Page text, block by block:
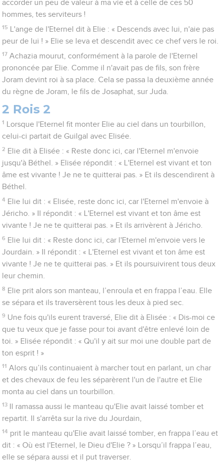
accorder un peu de valeur à ma vie et à celle de ces 50
hommes, tes serviteurs !
15
L'ange de l'Eternel dit à Elie : « Descends avec lui, n'aie pas
peur de lui ! » Elie se leva et descendit avec ce chef vers le roi.
17 Achazia mourut, conformément à la parole de l'Eternel
prononcée par Elie. Comme il n'avait pas de fils, son frère
Joram devint roi à sa place. Cela se passa la deuxième année
du règne de Joram, le fils de Josaphat, sur Juda.
2 Rois 2
1
Lorsque l'Eternel fit monter Elie au ciel dans un tourbillon,
celui-ci partait de Guilgal avec Elisée.
2 Elie dit à Elisée : « Reste donc ici, car l'Eternel m'envoie
jusqu'à Béthel. » Elisée répondit : « L'Eternel est vivant et ton
âme est vivante ! Je ne te quitterai pas. » Et ils descendirent à
Béthel.
4 Elie lui dit : « Elisée, reste donc ici, car l'Eternel m'envoie à
Jéricho. » Il répondit : « L'Eternel est vivant et ton âme est
vivante ! Je ne te quitterai pas. » Et ils arrivèrent à Jéricho.
6 Elie lui dit : « Reste donc ici, car l'Eternel m'envoie vers le
Jourdain. » Il répondit : « L'Eternel est vivant et ton âme est
vivante ! Je ne te quitterai pas. » Et ils poursuivirent tous deux
leur chemin.
8 Elie prit alors son manteau, l’enroula et en frappa l’eau. Elle
se sépara et ils traversèrent tous les deux à pied sec.
9 Une fois qu'ils eurent traversé, Elie dit à Elisée : « Dis-moi ce
que tu veux que je fasse pour toi avant d'être enlevé loin de
toi. » Elisée répondit : « Qu'il y ait sur moi une double part de
ton esprit ! »
11 Alors qu’ils continuaient à marcher tout en parlant, un char
et des chevaux de feu les séparèrent l'un de l'autre et Elie
monta au ciel dans un tourbillon.
13
Il ramassa aussi le manteau qu'Elie avait laissé tomber et
repartit. Il s'arrêta sur la rive du Jourdain,
14 prit le manteau qu'Elie avait laissé tomber, en frappa l’eau et
dit : « Où est l'Eternel, le Dieu d'Elie ? » Lorsqu’il frappa l’eau,
elle se sépara aussi et il put traverser.